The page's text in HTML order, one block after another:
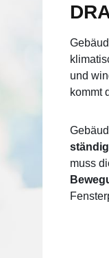
und
kommt
muss